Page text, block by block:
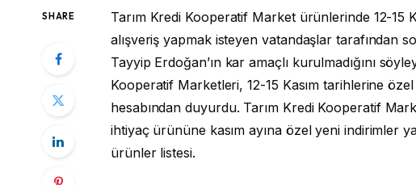
SHARE
Tarım Kredi Kooperatif Market ürünlerinde 12-15
alışveriş yapmak isteyen vatandaşlar tarafından
Tayyip Erdoğan’ın kar amaçlı kurulmadığını
Kooperatif Marketleri, 12-15 Kasım tarihlerine
hesabından duyurdu. Tarım Kredi Kooperatif
ihtiyaç ürününe kasım ayına özel yeni indirimler
ürünler listesi.